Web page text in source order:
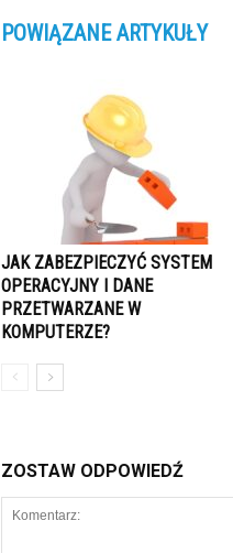
POWIĄZANE ARTYKUŁY
JAK ZABEZPIECZYĆ SYSTEM
OPERACYJNY I DANE
PRZETWARZANE W
KOMPUTERZE?
ZOSTAW ODPOWIEDŹ